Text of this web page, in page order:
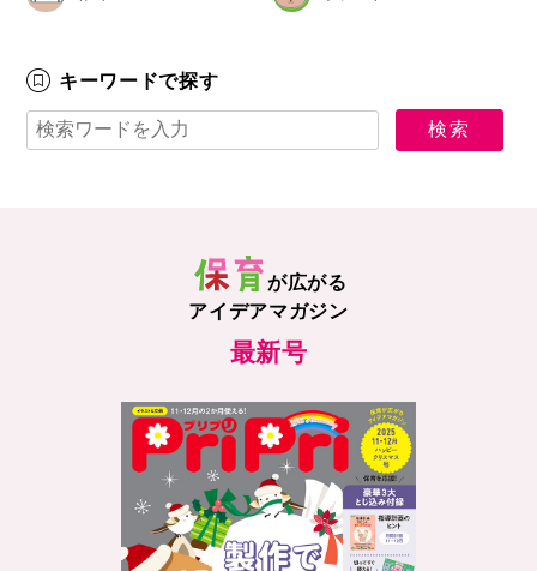
キーワードで探す
が広がる
アイデアマガジン
最新号